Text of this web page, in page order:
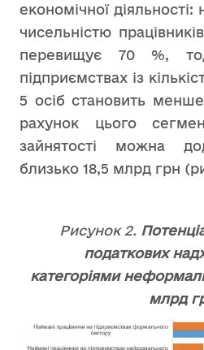
економічної діяльності:
чисельністю
перевищує 70 %,
підприємствах із
5 осіб становить
рахунок цього
зайнятості можна
близько 18,5 млрд грн
Рисунок 2.
податкових
категоріями
млрд